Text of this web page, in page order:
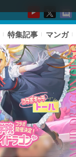
特集記事 マンガ